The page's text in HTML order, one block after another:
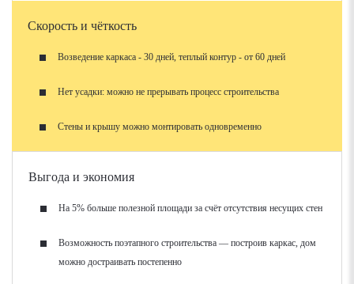
Скорость и чёткость
Возведение каркаса - 30 дней, теплый контур - от 60 дней
Нет усадки: можно не прерывать процесс строительства
Стены и крышу можно монтировать одновременно
Выгода и экономия
На 5% больше полезной площади за счёт отсутствия несущих стен
Возможность поэтапного строительства — построив каркас, дом
можно достраивать постепенно